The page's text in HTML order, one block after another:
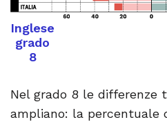
Inglese
grado
8
Nel grado 8 le differenze
ampliano: la percentuale